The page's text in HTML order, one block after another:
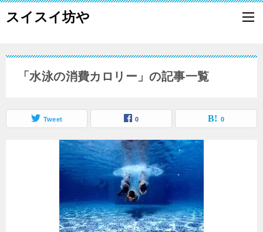
スイスイ坊や
「水泳の消費カロリー」の記事一覧
Tweet 0 0